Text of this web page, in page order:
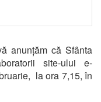
anunțăm că Sfânta
site-ului e-
la ora 7,15, în